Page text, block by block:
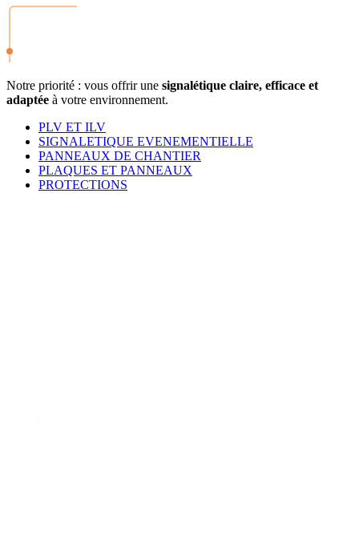
Notre priorité : vous offrir une signalétique claire, efficace et
adaptée à votre environnement.
PLV ET ILV
SIGNALETIQUE EVENEMENTIELLE
PANNEAUX DE CHANTIER
PLAQUES ET PANNEAUX
PROTECTIONS